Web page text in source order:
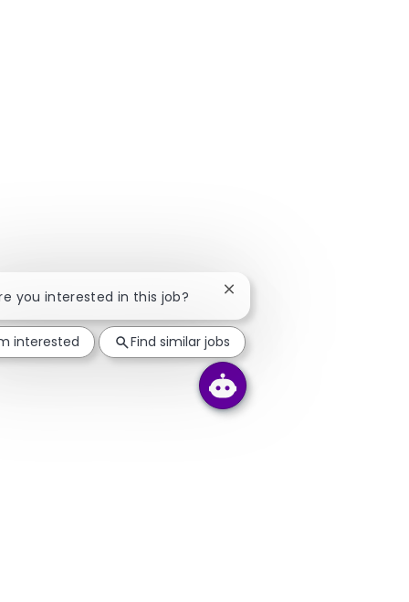
you interested in this job? Close chatbot notification
interested Find similar jobs